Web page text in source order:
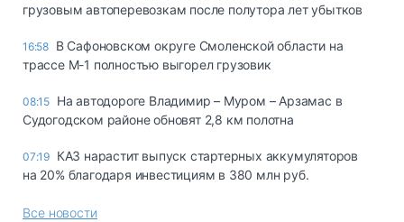
грузовым автоперевозкам после полутора лет убытков
16:58 В Сафоновском округе Смоленской области на
трассе М-1 полностью выгорел грузовик
08:15 На автодороге Владимир – Муром – Арзамас в
Судогодском районе обновят 2,8 км полотна
07:19 КАЗ нарастит выпуск стартерных аккумуляторов
на 20% благодаря инвестициям в 380 млн руб.
Все новости